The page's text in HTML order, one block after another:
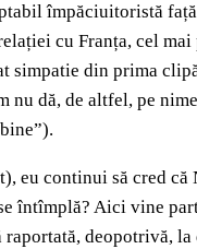
împăciuitoristă față
cu Franța, cel
simpatie din prima
nu dă, de altfel, pe
continui să cred că
întîmplă? Aici vine
deopotrivă,